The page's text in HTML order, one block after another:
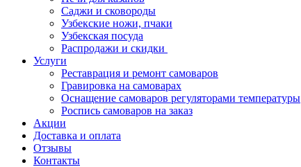
Саджи и сковороды
Узбекские ножи, пчаки
Узбекская посуда
Распродажи и скидки
Услуги
Реставрация и ремонт самоваров
Гравировка на самоварах
Оснащение самоваров регуляторами температуры
Роспись самоваров на заказ
Акции
Доставка и оплата
Отзывы
Контакты